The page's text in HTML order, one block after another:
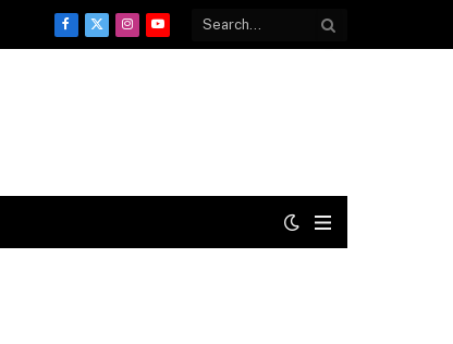
Facebook
X
InstagramYouTube